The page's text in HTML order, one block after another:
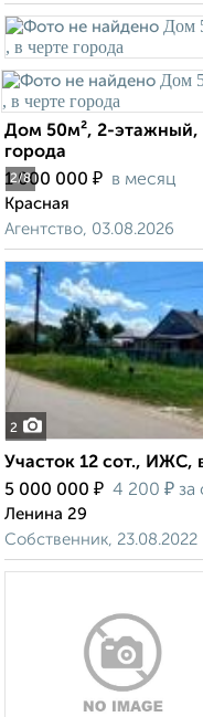
2/8
Дом 50м², 2-этажный,
города
1 000 000 ₽ в месяц
Красная
Агентство, 03.08.2026
2
Участок 12 сот., ИЖС,
5 000 000 ₽ 4 200 ₽ за
Ленина 29
Собственник, 23.08.2022